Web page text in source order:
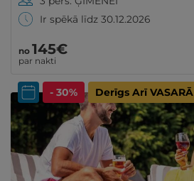
Ir spēkā līdz 30.12.2026
no 145€
par nakti
- 30% Derīgs Arī VASARĀ